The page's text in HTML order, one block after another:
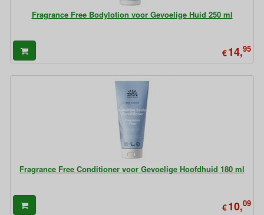
Fragrance Free Bodylotion voor Gevoelige Huid 250 ml
€14,95
Fragrance Free Conditioner voor Gevoelige Hoofdhuid 180 ml
€10,09